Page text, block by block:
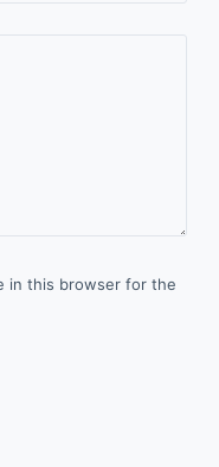
in this browser for the